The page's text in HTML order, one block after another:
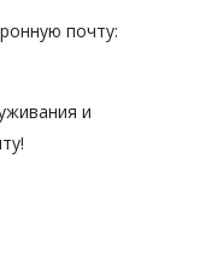
почту:
и